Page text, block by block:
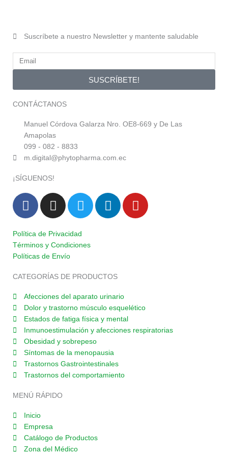
Suscríbete a nuestro Newsletter y mantente saludable
SUSCRÍBETE!
CONTÁCTANOS
Manuel Córdova Galarza Nro. OE8-669 y De Las
Amapolas
099 - 082 - 8833
m.digital@phytopharma.com.ec
¡SÍGUENOS!
F
a
e
b
o
o
-
f
I
n
t
a
g
r
m
T
w
t
t
r
L
i
i
Y
o
Política de Privacidad
Términos y Condiciones
Políticas de Envío
CATEGORÍAS DE PRODUCTOS
Afecciones del aparato urinario
Dolor y trastorno músculo esquelético
Estados de fatiga física y mental
Inmunoestimulación y afecciones respiratorias
Obesidad y sobrepeso
Síntomas de la menopausia
Trastornos Gastrointestinales
Trastornos del comportamiento
MENÚ RÁPIDO
Inicio
Empresa
Catálogo de Productos
Zona del Médico